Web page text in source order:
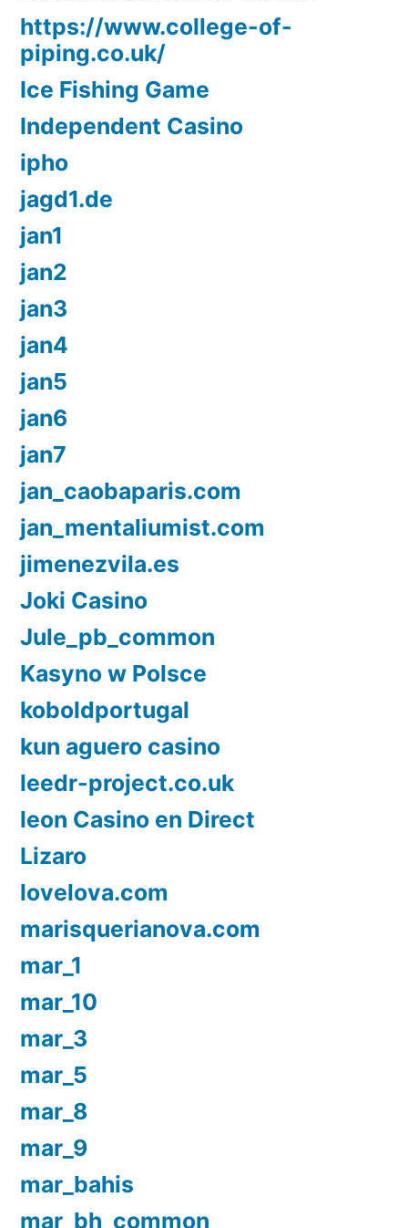
https://www.college-of-
piping.co.uk/
Ice Fishing Game
Independent Casino
ipho
jagd1.de
jan1
jan2
jan3
jan4
jan5
jan6
jan7
jan_caobaparis.com
jan_mentaliumist.com
jimenezvila.es
Joki Casino
Jule_pb_common
Kasyno w Polsce
koboldportugal
kun aguero casino
leedr-project.co.uk
leon Casino en Direct
Lizaro
lovelova.com
marisquerianova.com
mar_1
mar_10
mar_3
mar_5
mar_8
mar_9
mar_bahis
mar_bh_common